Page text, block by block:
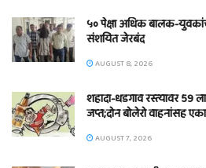
५० पेक्षा अधिक बालक-
संशयित जेरबंद
AUGUST 8, 2026
शहादा-धडगाव रस्त्यावर 59
जप्त;दोन बोलेरो वाहनांसह
AUGUST 7, 2026